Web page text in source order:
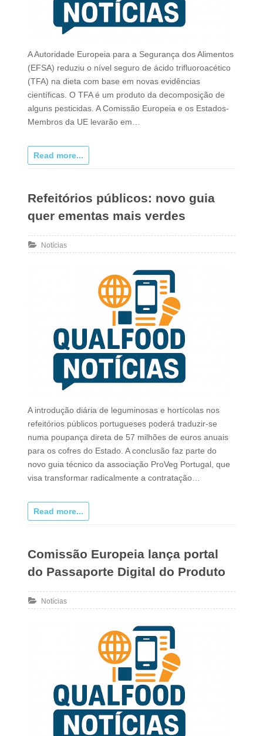
A Autoridade Europeia para a Segurança dos Alimentos
(EFSA) reduziu o nível seguro de ácido trifluoroacético
(TFA) na dieta com base em novas evidências
científicas. O TFA é um produto da decomposição de
alguns pesticidas. A Comissão Europeia e os Estados-
Membros da UE levarão em…
Read more...
Refeitórios públicos: novo guia
quer ementas mais verdes
Notícias
A introdução diária de leguminosas e hortícolas nos
refeitórios públicos portugueses poderá traduzir-se
numa poupança direta de 57 milhões de euros anuais
para os cofres do Estado. A conclusão faz parte do
novo guia técnico da associação ProVeg Portugal, que
visa transformar radicalmente a contratação…
Read more...
Comissão Europeia lança portal
do Passaporte Digital do Produto
Notícias